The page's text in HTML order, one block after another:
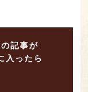
の記事が
入ったら